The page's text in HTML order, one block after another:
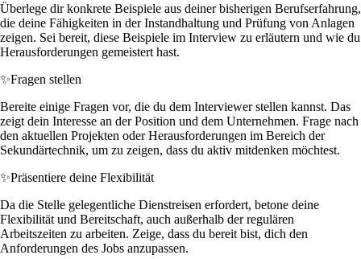
Überlege dir konkrete Beispiele aus deiner bisherigen Berufserfahrung,
die deine Fähigkeiten in der Instandhaltung und Prüfung von Anlagen
zeigen. Sei bereit, diese Beispiele im Interview zu erläutern und wie du
Herausforderungen gemeistert hast.
✨Fragen stellen
Bereite einige Fragen vor, die du dem Interviewer stellen kannst. Das
zeigt dein Interesse an der Position und dem Unternehmen. Frage nach
den aktuellen Projekten oder Herausforderungen im Bereich der
Sekundärtechnik, um zu zeigen, dass du aktiv mitdenken möchtest.
✨Präsentiere deine Flexibilität
Da die Stelle gelegentliche Dienstreisen erfordert, betone deine
Flexibilität und Bereitschaft, auch außerhalb der regulären
Arbeitszeiten zu arbeiten. Zeige, dass du bereit bist, dich den
Anforderungen des Jobs anzupassen.